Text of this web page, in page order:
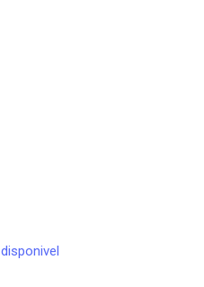
disponivel